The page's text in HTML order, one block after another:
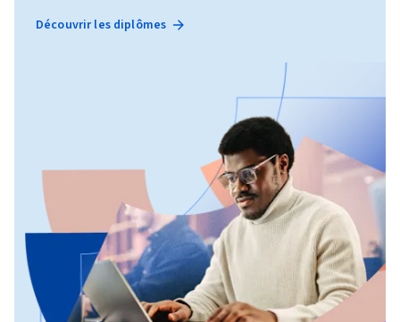
Découvrir les diplômes